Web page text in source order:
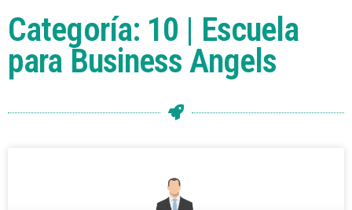
Categoría: 10 | Escuela
para Business Angels